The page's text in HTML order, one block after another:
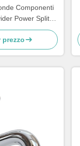
Componenti
Power Splitter